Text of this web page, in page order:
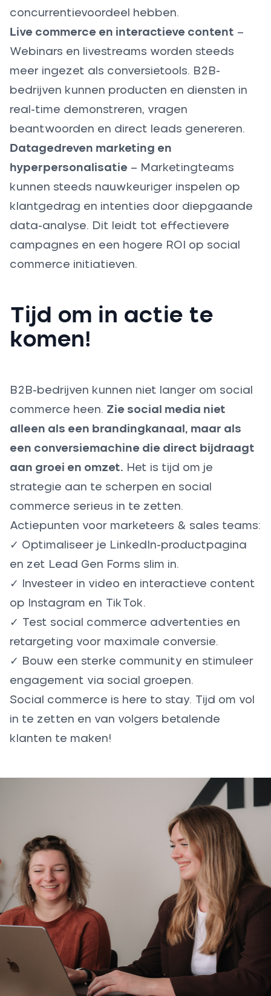
concurrentievoordeel hebben.
Live commerce en interactieve content –
Webinars en livestreams worden steeds
meer ingezet als conversietools. B2B-
bedrijven kunnen producten en diensten in
real-time demonstreren, vragen
beantwoorden en direct leads genereren.
Datagedreven marketing en
hyperpersonalisatie – Marketingteams
kunnen steeds nauwkeuriger inspelen op
klantgedrag en intenties door diepgaande
data-analyse. Dit leidt tot effectievere
campagnes en een hogere ROI op social
commerce initiatieven.
Tijd om in actie te
komen!
B2B-bedrijven kunnen niet langer om social
commerce heen. Zie social media niet
alleen als een brandingkanaal, maar als
een conversiemachine die direct bijdraagt
aan groei en omzet. Het is tijd om je
strategie aan te scherpen en social
commerce serieus in te zetten.
Actiepunten voor marketeers & sales teams:
✓ Optimaliseer je LinkedIn-productpagina
en zet Lead Gen Forms slim in.
✓ Investeer in video en interactieve content
op Instagram en TikTok.
✓ Test social commerce advertenties en
retargeting voor maximale conversie.
✓ Bouw een sterke community en stimuleer
engagement via social groepen.
Social commerce is here to stay. Tijd om vol
in te zetten en van volgers betalende
klanten te maken!